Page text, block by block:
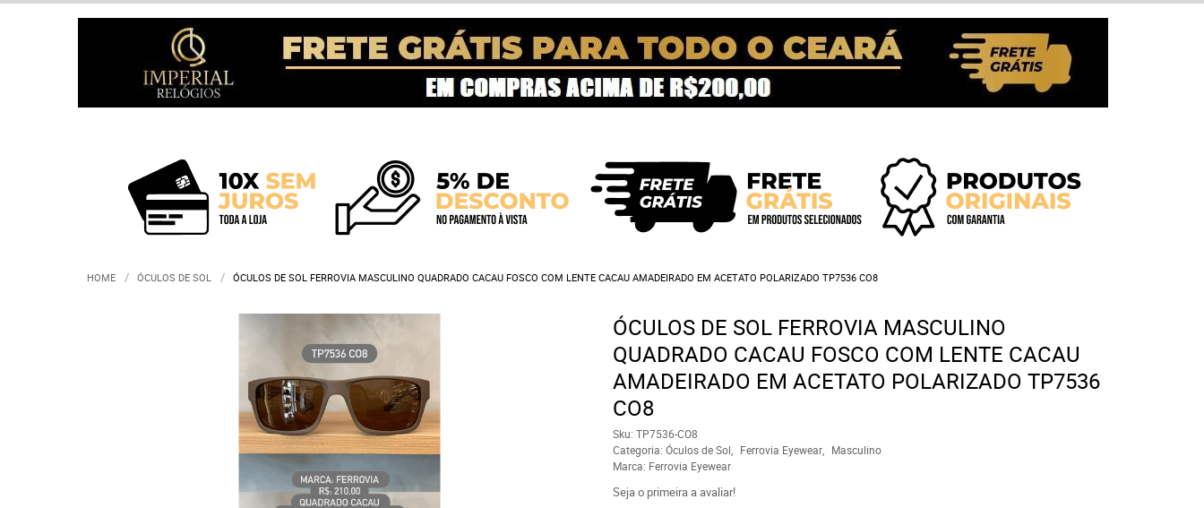
HOME ÓCULOS DE SOL ÓCULOS DE SOL FERROVIA MASCULINO QUADRADO CACAU FOSCO COM LENTE CACAU AMADEIRADO EM ACETATO POLARIZADO TP7536 CO8
ÓCULOS DE SOL FERROVIA MASCULINO
QUADRADO CACAU FOSCO COM LENTE CACAU
AMADEIRADO EM ACETATO POLARIZADO TP7536
CO8
Sku: TP7536-CO8
Categoria: Óculos de Sol Ferrovia Eyewear
Masculino
Marca: Ferrovia Eyewear
Seja o primeira a avaliar!